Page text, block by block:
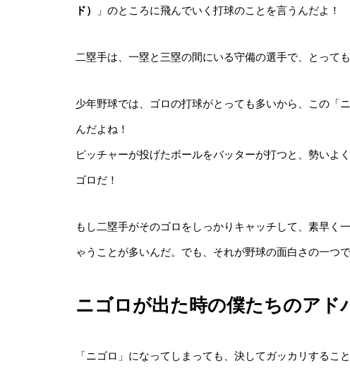
ド） 」のところに飛んでいく打球のことを言うんだよ！
二塁手は、一塁と三塁の間にいる守備の選手で、とって
少年野球では、ゴロの打球がとっても多いから、この「
んだよね！
ピッチャーが投げたボールをバッターが打つと、勢い
ゴロだ！
もし二塁手がそのゴロをしっかりキャッチして、素早く
ゃうことが多いんだ。でも、それが野球の面白さの一つ
ニゴロが出た時の僕たちのアド
「ニゴロ」になってしまっても、決してガッカリするこ